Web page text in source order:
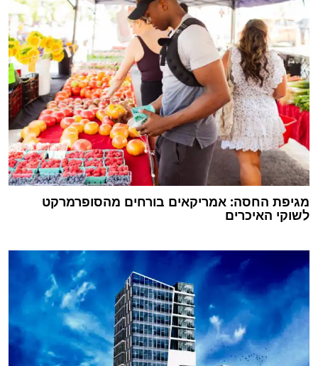
מגיפת החסה: אמריקאים בורחים מהסופרמרקט
לשוקי האיכרים